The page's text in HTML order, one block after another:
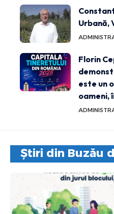
Urbană,
Florin
este un
oameni,
Știri din Buzău